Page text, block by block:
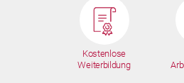
Kostenlose
Weiterbildung